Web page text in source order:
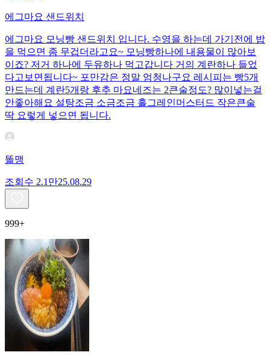
에그마요 샌드위치
에그마요 모닝빵 샌드위치 입니다. 수영을 하는데 가기전에 밥
을 먹으면 좀 무겁더라고요~ 모닝빵하나에 내용물이 많아보
이죠? 저거 하나에 두유하나 먹고갑니다 거의 계란하나 들었
다고보면됩니다~ 포만감은 정말 엄청나구요 레시피는 빵5개
만드는데 계란5개랑 후추 마요네즈는 2큰술정도? 많이넣는걸
안좋아해요 설탕조금 소금조금 홀그레인머스터드 작은큰술
딱 요렇게 넣으면 됩니다.
똘맹
조회수 2.1만25.08.29
999+